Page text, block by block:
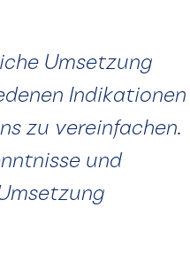
Umsetzung
Indikationen
zu vereinfachen.
und